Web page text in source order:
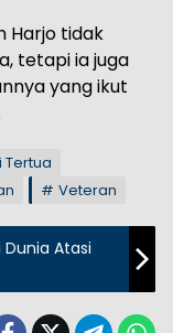
Harjo tidak
tetapi ia juga
yang ikut
Tertua
Veteran
Dunia Atasi